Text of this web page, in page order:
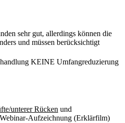
sehr gut, allerdings können die
und müssen berücksichtigt
KEINE Umfangreduzierung
unterer Rücken und
Aufzeichnung (Erklärfilm)